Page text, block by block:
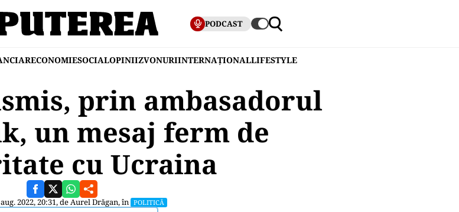
PODCAST
ECONOMIESOCIALOPINIIZVONURIINTERNAȚIONALLIFESTYLE
prin ambasadorul
un mesaj ferm de
cu Ucraina
2022, 20:31, deAurel Drăgan, în POLITICĂ